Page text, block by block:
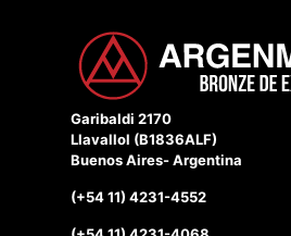
Garibaldi 2170
Llavallol (B1836ALF)
Buenos Aires- Argentina
(+54 11) 4231-4552